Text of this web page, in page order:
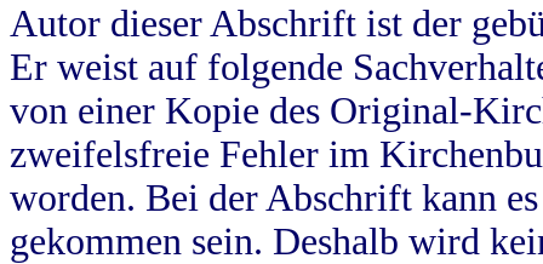
Autor dieser Abschrift ist der
Er weist auf folgende
von einer Kopie des Original-
zweifelsfreie Fehler im
worden. Bei der Abschrift kann
gekommen sein. Deshalb wird